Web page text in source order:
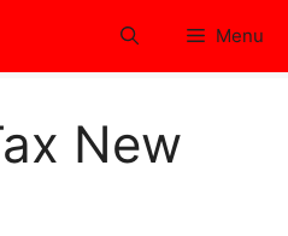
Menu
New